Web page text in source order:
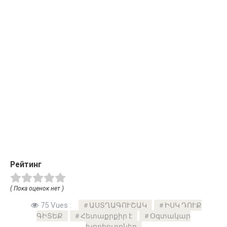
Рейтинг
( Пока оценок нет )
75 Vues : ԱՍՏՂԱԳՈՒՇԱԿ
ԻՍԿ ԴՈՒՔ
ԳԻՏԵՔ
Հետաքրքիր է
Օգտակար